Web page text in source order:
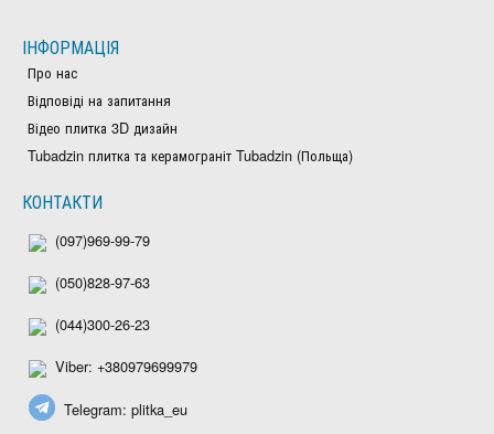
ІНФОРМАЦІЯ
Про нас
Відповіді на запитання
Відео плитка 3D дизайн
Tubadzin плитка та керамограніт Tubadzin (Польща)
КОНТАКТИ
(097)969-99-79
(050)828-97-63
(044)300-26-23
Viber: +380979699979
Telegram: plitka_eu